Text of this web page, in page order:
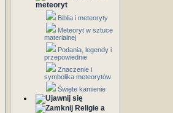
meteoryt
Biblia i meteoryty
Meteoryt w sztuce
materialnej
Podania, legendy i
przepowiednie
Znaczenie i
symbolika meteorytów
Święte kamienie
Religie a